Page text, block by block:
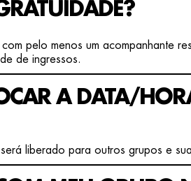
pelo menos um
de ingressos.
A DATA/
liberado para outros grupos e